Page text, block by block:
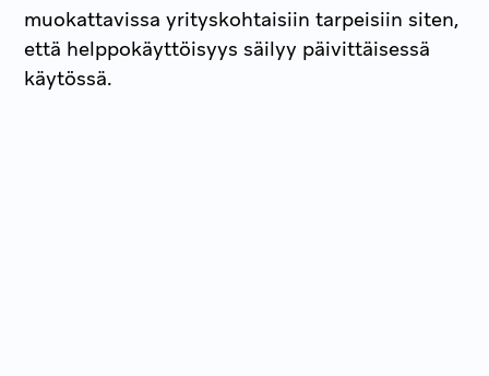
muokattavissa yrityskohtaisiin tarpeisiin siten,
että helppokäyttöisyys säilyy päivittäisessä
käytössä.